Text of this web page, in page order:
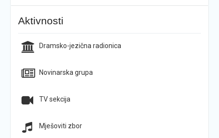
Aktivnosti
Dramsko-jezična radionica
Novinarska grupa
TV sekcija
Mješoviti zbor